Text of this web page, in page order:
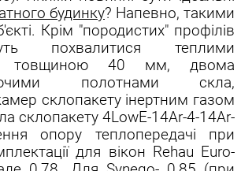
будинку? Напевно, такими
Крім "породистих" профілів
похвалитися теплими
товщиною 40 мм, двома
полотнами скла,
склопакету інертним газом
склопакету 4LowE-14Ar-4-14Ar-
опору теплопередачі при
для вікон Rehau Euro-